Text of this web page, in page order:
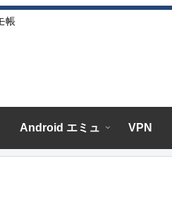
帳
Android エミュ VPN